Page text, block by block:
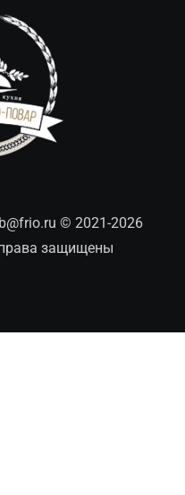
© 2021-2026
защищены